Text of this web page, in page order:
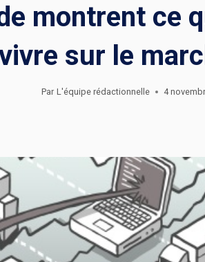
montrent ce
sur le
Par L'équipe rédactionnelle 4